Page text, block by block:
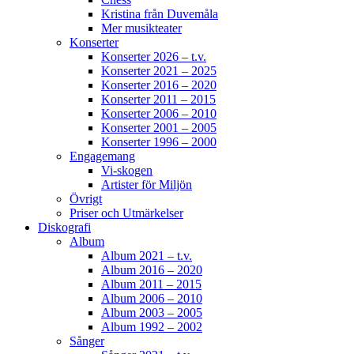
Helen Sjöholm
3 months ago
JOJJE
Det är fortfarande helt overkligt att du är borta.
Jag fattar inte ... vi jobbade ju ihop bara några
dagar innan du lämnade oss. Allt var som vanligt
- du spelade så fantastiskt.
frukostarna, middagarna, samtalen. Tack för din
vänskap och alla de 26 åren vi spelade
tillsammans. Din humor, öppenhet, generositet.
närvaro i samspelet.
(Östergren) hade ihop var unikt!
över och i den friheten. SOM du fattas oss!
Älskade vänBild av Tuva Strenge Wingren
477 3 31
Kristina från Duvemåla
Mer musikteater
Konserter
Konserter 2026 – t.v.
Konserter 2021 – 2025
Konserter 2016 – 2020
Konserter 2011 – 2015
Konserter 2006 – 2010
Konserter 2001 – 2005
Konserter 1996 – 2000
Engagemang
Vi-skogen
Artister för Miljön
Övrigt
Priser och Utmärkelser
Diskografi
Album
Album 2021 – t.v.
Album 2016 – 2020
Album 2011 – 2015
Album 2006 – 2010
Album 2003 – 2005
Album 1992 – 2002
Sånger